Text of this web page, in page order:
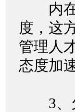
内在
度，这
管理人
态度加
3、